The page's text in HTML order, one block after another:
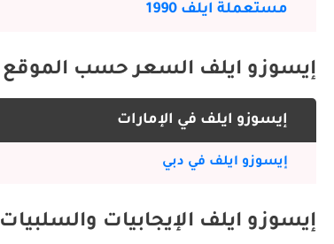
الداخل
ميزات السلامة
المحركات
مستعملة ايلف 1990
إيسوزو ايلف السعر حسب الموقع
إيسوزو ايلف في الإمارات
إيسوزو ايلف في دبي
إيسوزو ايلف الإيجابيات والسلبيات